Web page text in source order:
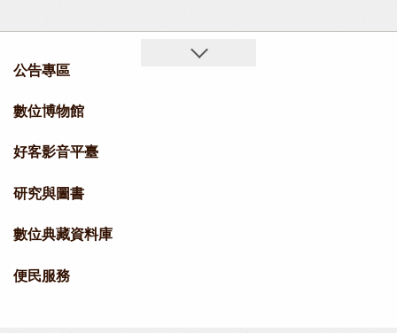
公告專區
數位博物館
好客影音平臺
研究與圖書
數位典藏資料庫
便民服務